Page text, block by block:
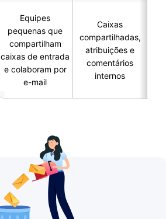
Equipes
pequenas que
compartilham
caixas de entrada
e colaboram por
e-mail
Caixas
compartilhadas,
atribuições e
comentários
internos